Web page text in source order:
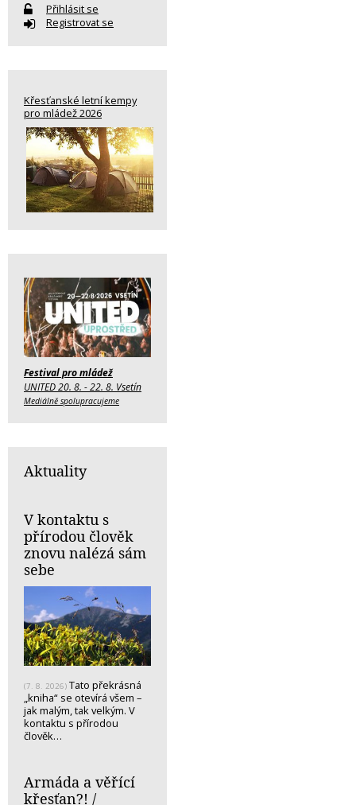
Přihlásit se
Registrovat se
Křesťanské letní kempy
pro mládež 2026
Festival pro mládež
UNITED 20. 8. - 22. 8. Vsetín
Mediálně spolupracujeme
Aktuality
V kontaktu s
přírodou člověk
znovu nalézá sám
sebe
(7. 8. 2026) Tato překrásná
„kniha“ se otevírá všem –
jak malým, tak velkým. V
kontaktu s přírodou
člověk…
Armáda a věřící
křesťan?! /